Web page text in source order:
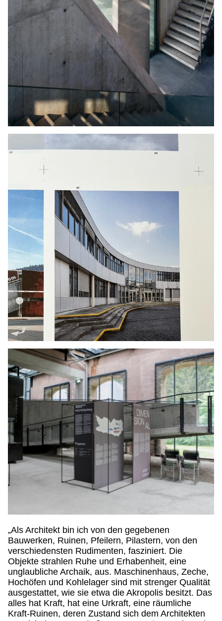
„Als Architekt bin ich von den gegebenen
Bauwerken, Ruinen, Pfeilern, Pilastern, von den
verschiedensten Rudimenten, fasziniert. Die
Objekte strahlen Ruhe und Erhabenheit, eine
unglaubliche Archaik, aus. Maschinenhaus, Zeche,
Hochöfen und Kohlelager sind mit strenger Qualität
ausgestattet, wie sie etwa die Akropolis besitzt. Das
alles hat Kraft, hat eine Urkraft, eine räumliche
Kraft-Ruinen, deren Zustand sich dem Architekten